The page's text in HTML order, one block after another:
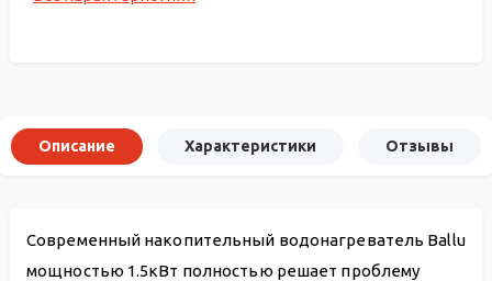
Описание Характеристики Отзывы
Современный накопительный водонагреватель Ballu
мощностью 1.5кВт полностью решает проблему